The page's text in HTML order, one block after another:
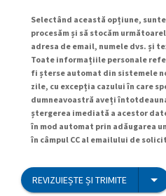
Selectând această opțiune,
procesăm și să stocăm
adresa de email, numele dvs. și
Toate informațiile personale
fi șterse automat din sistemele
zile, cu excepția cazului în care
dumneavoastră aveți
ștergerea imediată a acestor
în mod automat prin adăugarea
în câmpul CC al emailului de
REVIZUIEȘTE ȘI TRIMITE